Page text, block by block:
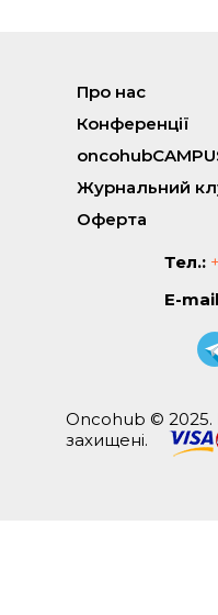
Про нас
Конференції
Журнальний
Оферта
Тел.:
E-
Oncohub © 2025.
захищені.